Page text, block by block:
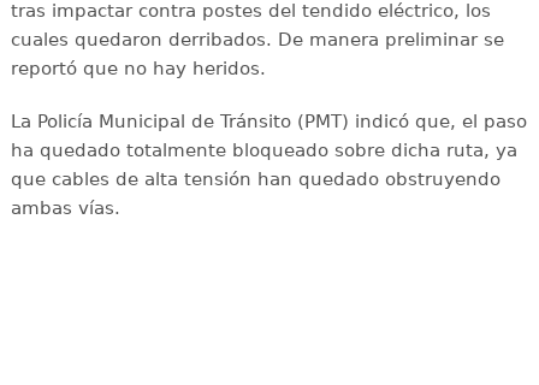
tras impactar contra postes del tendido eléctrico, los
cuales quedaron derribados. De manera preliminar se
reportó que no hay heridos.
La Policía Municipal de Tránsito (PMT) indicó que, el paso
ha quedado totalmente bloqueado sobre dicha ruta, ya
que cables de alta tensión han quedado obstruyendo
ambas vías.